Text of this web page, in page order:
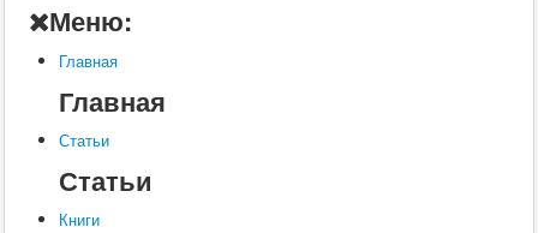
Книги
Услуги
Меню:
Главная
Главная
Статьи
Статьи
Книги